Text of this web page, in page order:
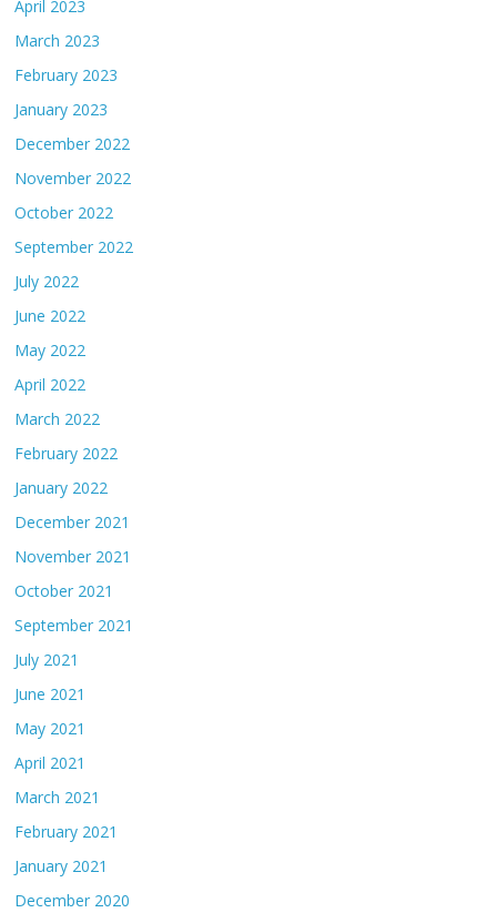
April 2023
March 2023
February 2023
January 2023
December 2022
November 2022
October 2022
September 2022
July 2022
June 2022
May 2022
April 2022
March 2022
February 2022
January 2022
December 2021
November 2021
October 2021
September 2021
July 2021
June 2021
May 2021
April 2021
March 2021
February 2021
January 2021
December 2020